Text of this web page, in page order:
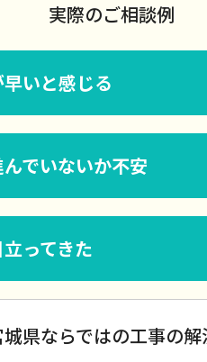
実際のご相談例
いと感じる
でいないか不安
ってきた
城県ならではの工事の解